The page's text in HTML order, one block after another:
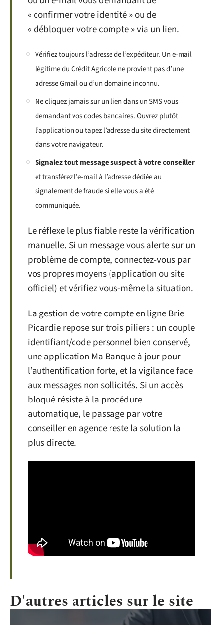
« confirmer votre identité » ou de
« débloquer votre compte » via un lien.
Vérifiez toujours l’adresse de l’expéditeur. Un e-mail
légitime du Crédit Agricole ne provient pas d’une
adresse Gmail ou d’un domaine inconnu.
Ne cliquez jamais sur un lien dans un SMS vous
demandant vos codes bancaires. Ouvrez plutôt
l’application ou tapez l’adresse du site directement
dans votre navigateur.
Signalez tout message suspect à votre conseiller
et transférez l’e-mail à l’adresse dédiée au
signalement de fraude si elle vous a été
communiquée.
Le réflexe le plus fiable reste la vérification
manuelle. Si un message vous alerte sur un
problème de compte, connectez-vous par
vos propres moyens (application ou site
officiel) et vérifiez vous-même la situation.
La gestion de votre compte en ligne Brie
Picardie repose sur trois piliers : un couple
identifiant/code personnel bien conservé,
une application Ma Banque à jour pour
l’authentification forte, et la vigilance face
aux messages non sollicités. Si un accès
bloqué résiste à la procédure
automatique, le passage par votre
conseiller en agence reste la solution la
plus directe.
D'autres articles sur le site